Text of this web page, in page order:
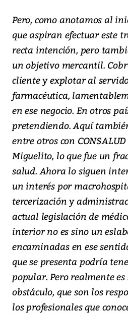
Pero, como anotamos al
que aspiran efectuar este
recta intención, pero
un objetivo mercantil.
cliente y explotar al
farmacéutica,
en ese negocio. En otros
pretendiendo. Aquí
entre otros con
Miguelito, lo que fue un
salud. Ahora lo siguen
un interés por
tercerización y
actual legislación de
interior no es sino un
encaminadas en ese
que se presenta podría
popular. Pero realmente
obstáculo, que son los
los profesionales que